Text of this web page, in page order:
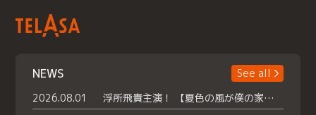
NEWS
See all
2026.08.01
浮所飛貴主演！ 【夏色の風が僕の家にやってきた】 本日よりテラサで独占配信スタート！